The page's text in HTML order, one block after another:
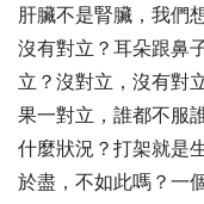
19
懂因果就能
20
念佛的真實
21
懂因果就能
22
念佛的真實
集
23
樹立宗教團
肝臟不是腎臟，我們
沒有對立？耳朵跟鼻
立？沒對立，沒有對
果一對立，誰都不服
什麼狀況？打架就是
於盡，不如此嗎？一